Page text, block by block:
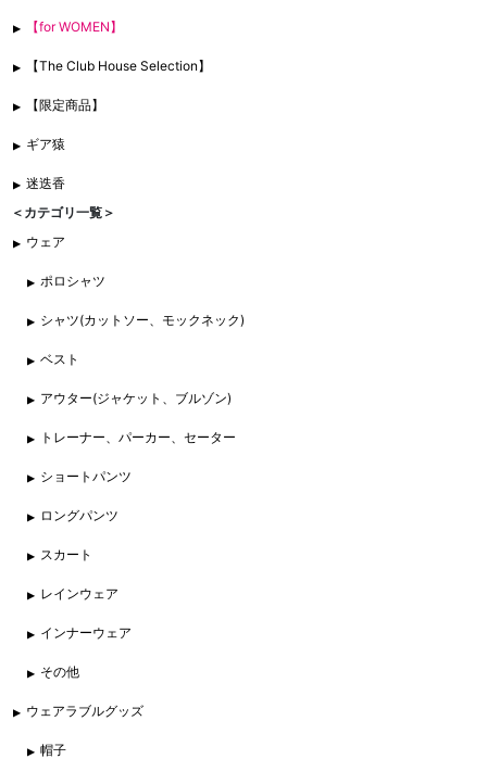
【for WOMEN】
【The Club House Selection】
【限定商品】
ギア猿
迷迭香
＜カテゴリ一覧＞
ウェア
ポロシャツ
シャツ(カットソー、モックネック)
ベスト
アウター(ジャケット、ブルゾン)
トレーナー、パーカー、セーター
ショートパンツ
ロングパンツ
スカート
レインウェア
インナーウェア
その他
ウェアラブルグッズ
帽子